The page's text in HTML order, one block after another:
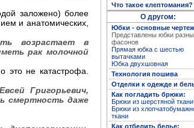
заложено) более
и анатомических,
возрастает в
рак молочной
это не катастрофа.
Григорьевич,
смертность даже
Кройка и пошив
Что такое клептомания?
О другом:
Юбки - основные
Представлены юбки
фасонов
Прямая юбка с шестью
вытачками
Юбка двухшовная
Технология пошива
Отделки к одежде и
Как погладить брюки:
Брюки из шерстяной ткани
Брюки из
ткани
Как отбелить белье: